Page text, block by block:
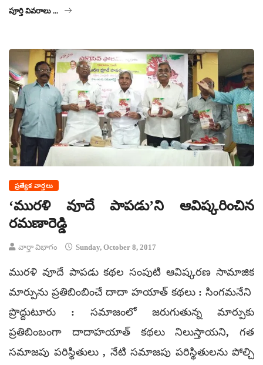
పూర్తి వివరాలు ...
ప్రత్యేక వార్తలు
‘మురళి వూదే పాపడు’ని ఆవిష్కరించిన
రమణారెడ్డి
వార్తా విభాగం Sunday, October 8, 2017
మురళి వూదే పాపడు కథల సంపుటి ఆవిష్కరణ సామాజిక
మార్పును ప్రతిబింబించే దాదా హయాత్ కథలు : సింగమనేని
ప్రొద్దుటూరు : సమాజంలో జరుగుతున్న మార్పుకు
ప్రతిబింబంగా దాదాహయాత్ కథలు నిలుస్తాయని, గత
సమాజపు పరిస్థితులు , నేటి సమాజపు పరిస్థితుల‌ను పోల్చి